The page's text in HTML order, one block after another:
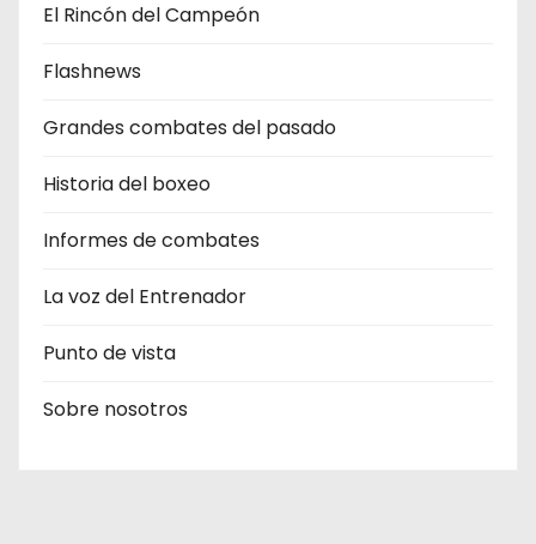
El Rincón del Campeón
Flashnews
Grandes combates del pasado
Historia del boxeo
Informes de combates
La voz del Entrenador
Punto de vista
Sobre nosotros